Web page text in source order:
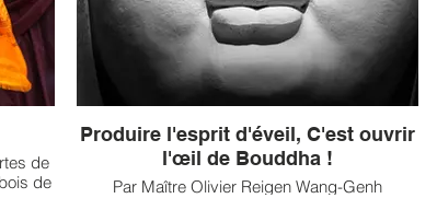
de
de
Produire l'esprit d'éveil, C'est ouvrir
l'œil de Bouddha !
Par Maître Olivier Reigen Wang-Genh